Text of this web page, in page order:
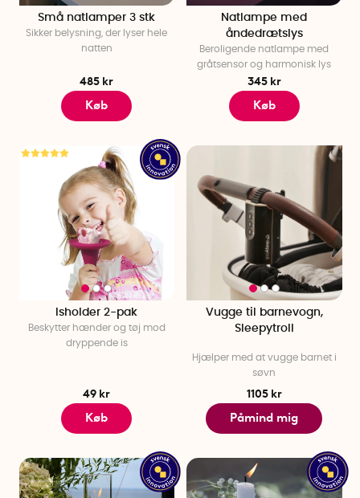
Små natlamper 3 stk
Sikker belysning, der lyser hele
natten
485 kr
Køb
Natlampe med
åndedrætslys
Beroligende natlampe med
gråtsensor og harmonisk lys
345 kr
Køb
Isholder 2-pak
Beskytter hænder og tøj mod
dryppende is
49 kr
Køb
Vugge til barnevogn,
Sleepytroll
Hjælper med at vugge barnet i
søvn
1105 kr
Påmind mig